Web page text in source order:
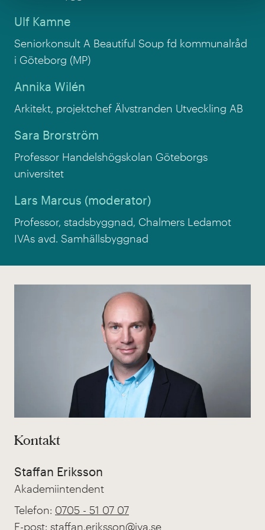
Ulf Kamne
Seniorkonsult A Beautiful Soup fd kommunalråd
i Göteborg (MP)
Annika Wilén
Arkitekt, projektchef Älvstranden Utveckling AB
Sara Brorström
Professor Handelshögskolan Göteborgs
universitet
Lars Marcus (moderator)
Professor, stadsbyggnad, Chalmers Ledamot
IVAs avd. Samhällsbyggnad
Kontakt
Staffan Eriksson
Akademiintendent
Telefon: 0705 - 51 07 07
E-post: staffan.eriksson@iva.se